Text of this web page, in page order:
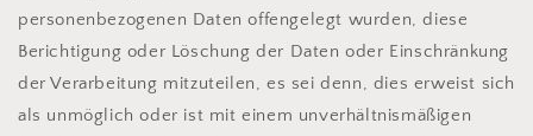
personenbezogenen Daten offengelegt wurden, diese
Berichtigung oder Löschung der Daten oder Einschränkung
der Verarbeitung mitzuteilen, es sei denn, dies erweist sich
als unmöglich oder ist mit einem unverhältnismäßigen